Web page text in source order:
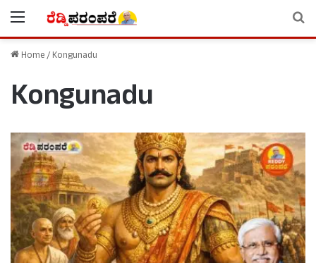
Menu
Home/Kongunadu
Kongunadu